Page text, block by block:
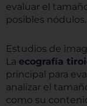
evaluar el
posibles nódulos.
Estudios de
La ecografía
principal para
analizar el
como su